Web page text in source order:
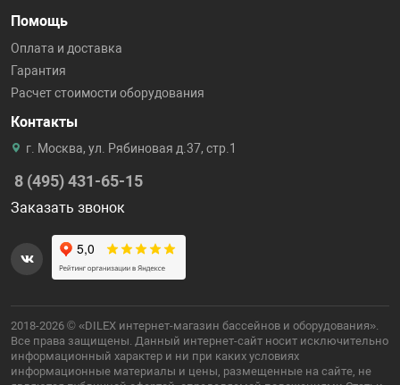
Помощь
Оплата и доставка
Гарантия
Расчет стоимости оборудования
Контакты
г. Москва, ул. Рябиновая д.37, стр.1
8 (495) 431-65-15
Заказать звонок
2018-2026 © «DILEX интернет-магазин бассейнов и оборудования».
Все права защищены. Данный интернет-сайт носит исключительно
информационный характер и ни при каких условиях
информационные материалы и цены, размещенные на сайте, не